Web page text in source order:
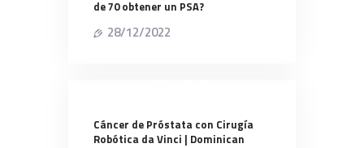
de 70 obtener un PSA?
28/12/2022
Cáncer de Próstata con Cirugía
Robótica da Vinci | Dominican